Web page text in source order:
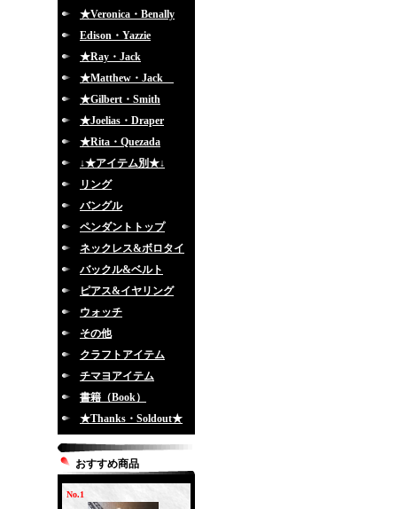
★Veronica・Benally
Edison・Yazzie
★Ray・Jack
★Matthew・Jack
★Gilbert・Smith
★Joelias・Draper
★Rita・Quezada
↓★アイテム別★↓
リング
バングル
ペンダントトップ
ネックレス&ボロタイ
バックル&ベルト
ピアス&イヤリング
ウォッチ
その他
クラフトアイテム
チマヨアイテム
書籍（Book）
★Thanks・Soldout★
おすすめ商品
No.1